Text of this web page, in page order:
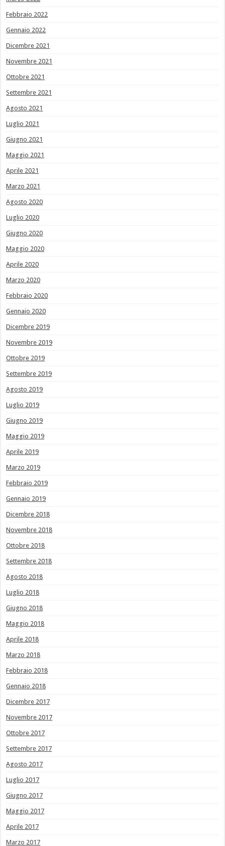
Febbraio 2022
Gennaio 2022
Dicembre 2021
Novembre 2021
Ottobre 2021
Settembre 2021
Agosto 2021
Luglio 2021
Giugno 2021
Maggio 2021
Aprile 2021
Marzo 2021
Agosto 2020
Luglio 2020
Giugno 2020
Maggio 2020
Aprile 2020
Marzo 2020
Febbraio 2020
Gennaio 2020
Dicembre 2019
Novembre 2019
Ottobre 2019
Settembre 2019
Agosto 2019
Luglio 2019
Giugno 2019
Maggio 2019
Aprile 2019
Marzo 2019
Febbraio 2019
Gennaio 2019
Dicembre 2018
Novembre 2018
Ottobre 2018
Settembre 2018
Agosto 2018
Luglio 2018
Giugno 2018
Maggio 2018
Aprile 2018
Marzo 2018
Febbraio 2018
Gennaio 2018
Dicembre 2017
Novembre 2017
Ottobre 2017
Settembre 2017
Agosto 2017
Luglio 2017
Giugno 2017
Maggio 2017
Aprile 2017
Marzo 2017